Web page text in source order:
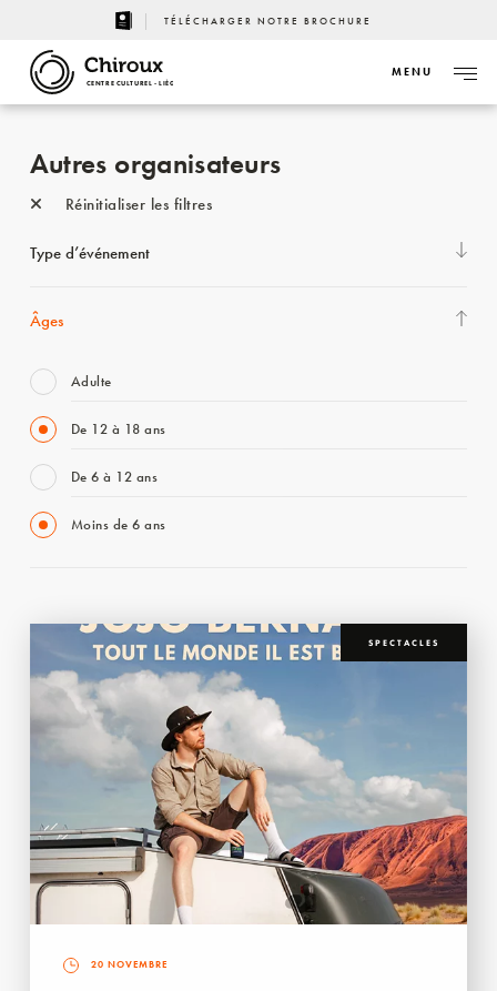
TÉLÉCHARGER NOTRE BROCHURE
CENTRE CULTUREL - LIÈGE
MENU
Autres organisateurs
Réinitialiser les filtres
Type d’événement
Âges
Adulte
De 12 à 18 ans
De 6 à 12 ans
Moins de 6 ans
SPECTACLES
20 NOVEMBRE